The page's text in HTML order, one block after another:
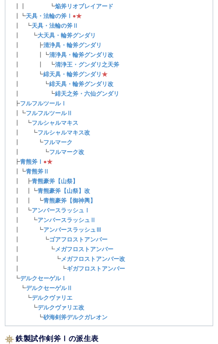
┃┃ ┗焔斧リオブレイアード
┃┗天具・法輪の斧Ⅰ ●★
┃ ┗天具・法輪の斧Ⅱ
┃ ┗大天具・輪斧グンダリ
┃ ┣清浄具・輪斧グンダリ
┃ ┃┗清浄具・輪斧グンダリ改
┃ ┃ ┗清浄王・グンダリ之天斧
┃ ┗緋天具・輪斧グンダリ★
┃ ┗緋天具・輪斧グンダリ改
┃ ┗緋天之斧・六仙グンダリ
┣フルフルツールⅠ
┃┗フルフルツールⅡ
┃ ┗フルシャルマキス
┃ ┗フルシャルマキス改
┃ ┗フルマーク
┃ ┗フルマーク改
┣青熊斧Ⅰ ●★
┃┗青熊斧Ⅱ
┃ ┣青熊豪斧【山祭】
┃ ┃┗青熊豪斧【山祭】改
┃ ┃ ┗青熊豪斧【御神輿】
┃ ┗アンバースラッシュⅠ
┃ ┗アンバースラッシュⅡ
┃ ┗アンバースラッシュⅢ
┃ ┗ゴアフロストアンバー
┃ ┗ メガフロストアンバー
┃ ┗ メガフロストアンバー改
┃ ┗ギガフロストアンバー
┗デルクセーゲルⅠ
┗デルクセーゲルⅡ
┗デルクヴァリエ
┗デルクヴァリエ改
┗砂海剣斧デルクガレオン
鉄製試作剣斧Ⅰの派生表